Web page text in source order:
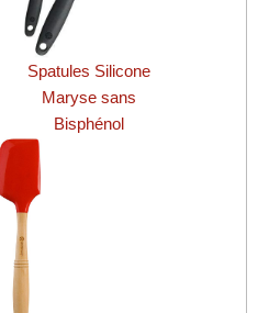
Spatules Silicone
Maryse sans
Bisphénol